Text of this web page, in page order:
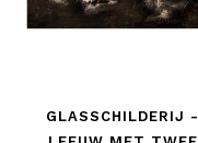
GLASSCHILDERIJ -